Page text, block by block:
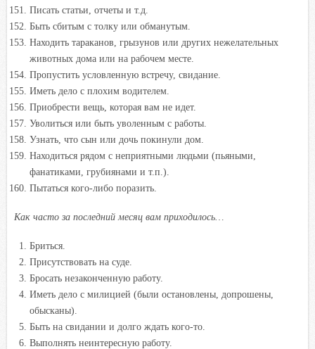
Писать статьи, отчеты и т.д.
Быть сбитым с толку или обманутым.
Находить тараканов, грызунов или других нежелательных
животных дома или на рабочем месте.
Пропустить условленную встречу, свидание.
Иметь дело с плохим водителем.
Приобрести вещь, которая вам не идет.
Уволиться или быть уволенным с работы.
Узнать, что сын или дочь покинули дом.
Находиться рядом с неприятными людьми (пьяными,
фанатиками, грубиянами и т.п.).
Пытаться кого-либо поразить.
Как часто за последний месяц вам приходилось…
Бриться.
Присутствовать на суде.
Бросать незаконченную работу.
Иметь дело с милицией (были остановлены, допрошены,
обысканы).
Быть на свидании и долго ждать кого-то.
Выполнять неинтересную работу.